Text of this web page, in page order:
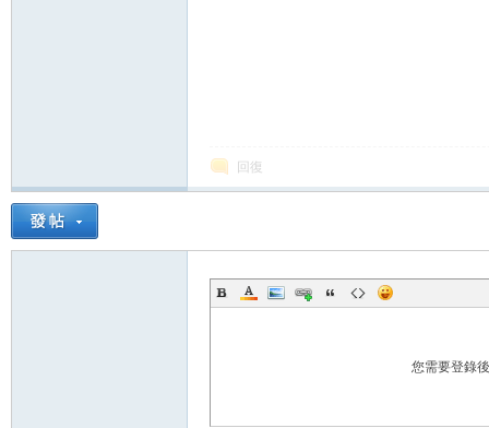
回復
您需要登錄